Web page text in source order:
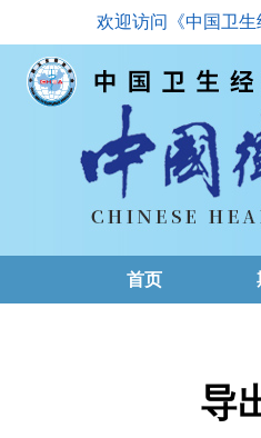
欢迎访问《中国卫
首页
导